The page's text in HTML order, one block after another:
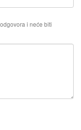
i neće biti